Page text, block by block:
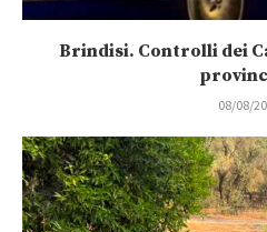
Brindisi. Controlli dei
08/08/